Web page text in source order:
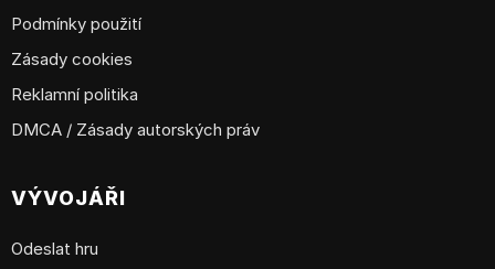
Podmínky použití
Zásady cookies
Reklamní politika
DMCA / Zásady autorských práv
VÝVOJÁŘI
Odeslat hru